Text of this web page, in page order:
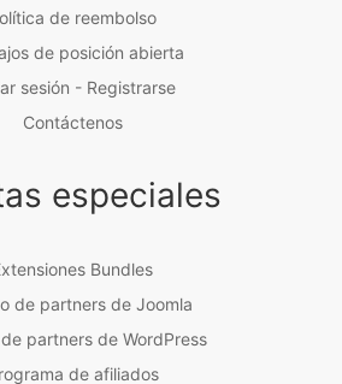
de reembolso
de posición abierta
sesión - Registrarse
Contáctenos
especiales
Bundles
de partners de Joomla
partners de WordPress
de afiliados